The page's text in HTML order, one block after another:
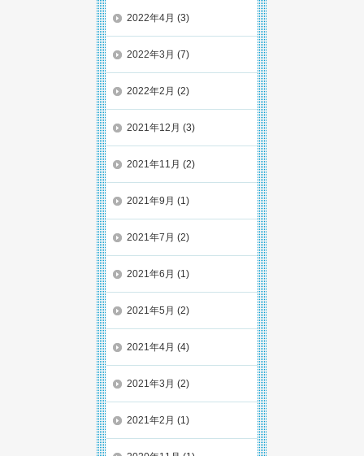
2022年4月 (3)
2022年3月 (7)
2022年2月 (2)
2021年12月 (3)
2021年11月 (2)
2021年9月 (1)
2021年7月 (2)
2021年6月 (1)
2021年5月 (2)
2021年4月 (4)
2021年3月 (2)
2021年2月 (1)